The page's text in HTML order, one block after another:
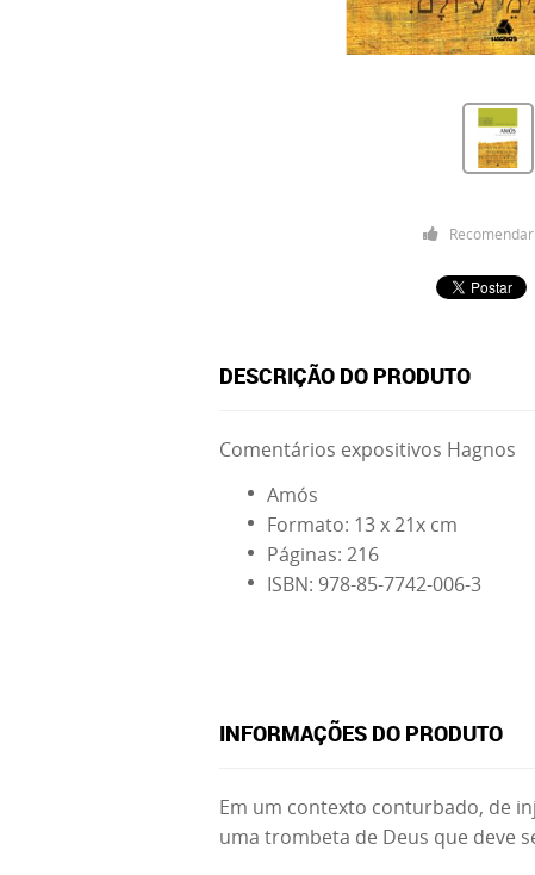
DESCRIÇÃO DO PRODUTO
Comentários expositivos Hagnos
Amós
Formato: 13 x 21x cm
Páginas: 216
ISBN: 978-85-7742-006-3
INFORMAÇÕES DO PRODUTO
Em um contexto conturbado, de
uma trombeta de Deus que deve